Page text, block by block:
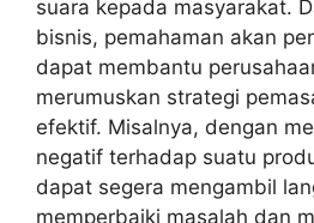
suara kepada masyarakat.
bisnis, pemahaman akan
dapat membantu
merumuskan strategi
efektif. Misalnya, dengan
negatif terhadap suatu
dapat segera mengambil
memperbaiki masalah dan